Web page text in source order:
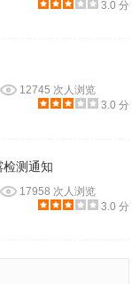
3.0 分
12745 次人浏览
3.0 分
测通知
17958 次人浏览
3.0 分